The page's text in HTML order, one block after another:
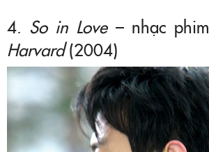
4. So in Love– nhạc phim
Harvard(2004)